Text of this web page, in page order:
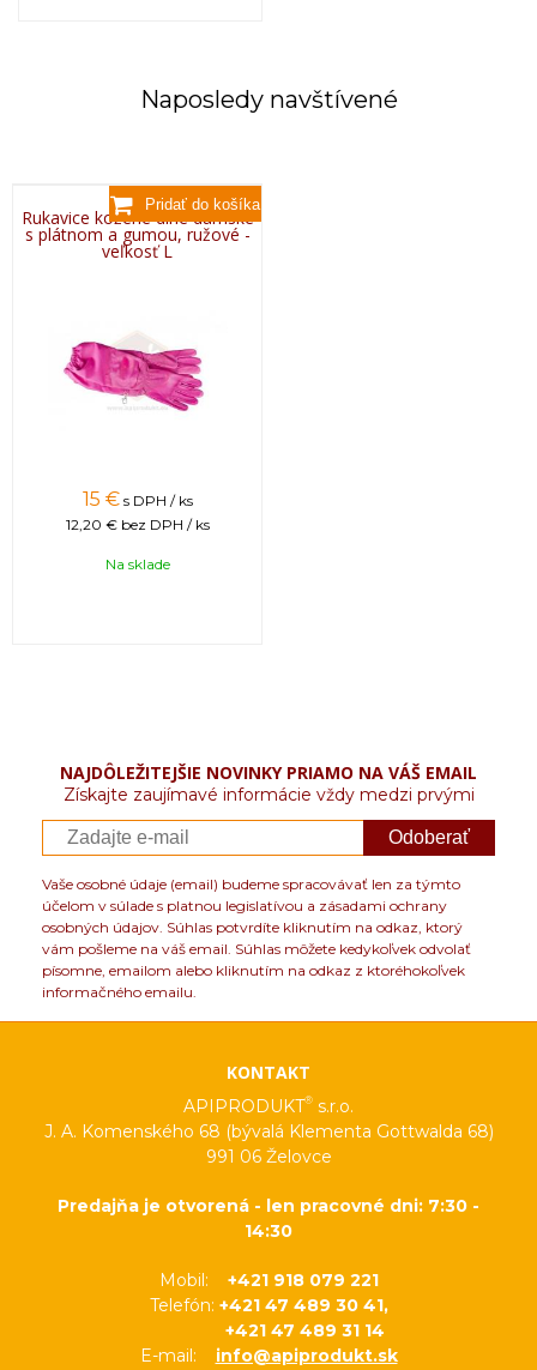
Naposledy navštívené
Rukavice kožené dlhé dámske
s plátnom a gumou, ružové -
veľkosť L
15 € s DPH / ks
12,20 € bez DPH / ks
Na sklade
NAJDÔLEŽITEJŠIE NOVINKY PRIAMO NA VÁŠ EMAIL
Získajte zaujímavé informácie vždy medzi prvými
Odoberať
Vaše osobné údaje (email) budeme spracovávať len za týmto
účelom v súlade s platnou legislatívou a zásadami ochrany
osobných údajov. Súhlas potvrdíte kliknutím na odkaz, ktorý
vám pošleme na váš email. Súhlas môžete kedykoľvek odvolať
písomne, emailom alebo kliknutím na odkaz z ktoréhokoľvek
informačného emailu.
KONTAKT
APIPRODUKT® s.r.o.
J. A. Komenského 68 (bývalá Klementa Gottwalda 68)
991 06 Želovce
Predajňa je otvorená - len pracovné dni: 7:30 -
14:30
Mobil: +421 918 079 221
Telefón: +421 47 489 30 41,
+421 47 489 31 14
E-mail: info@apiprodukt.sk